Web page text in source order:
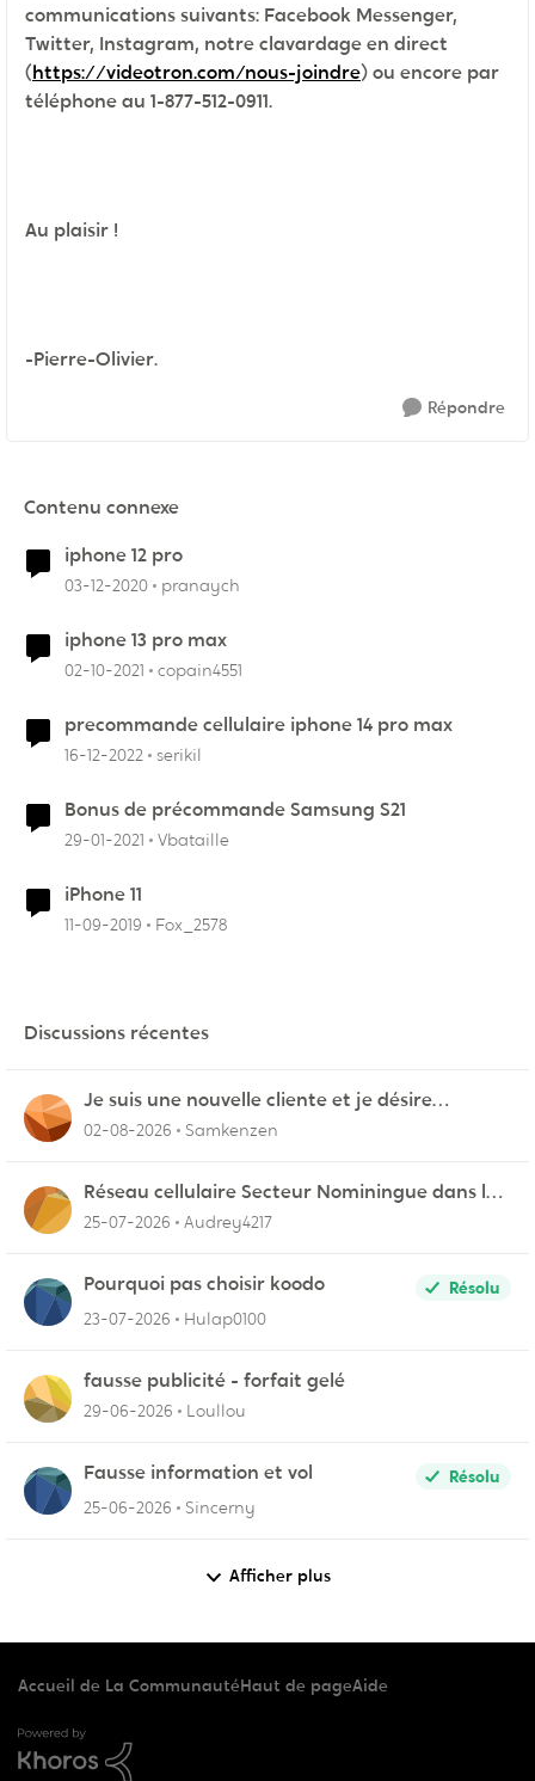
communications suivants: Facebook Messenger,
Twitter, Instagram, notre clavardage en direct
(https://videotron.com/nous-joindre) ou encore par
téléphone au 1-877-512-0911.
Au plaisir !
-Pierre-Olivier.
Répondre
Contenu connexe
iphone 12 pro
03-12-2020 pranaych
iphone 13 pro max
02-10-2021 copain4551
precommande cellulaire iphone 14 pro max
16-12-2022 serikil
Bonus de précommande Samsung S21
29-01-2021 Vbataille
iPhone 11
11-09-2019 Fox_2578
Discussions récentes
Je suis une nouvelle cliente et je désire
connecter mon appareil sur videotron
02-08-2026 Samkenzen
Réseau cellulaire Secteur Nominingue dans les
Hautes-Laurentides instable
25-07-2026 Audrey4217
Pourquoi pas choisir koodo
Résolu
23-07-2026
Hulap0100
fausse publicité - forfait gelé
29-06-2026 Loullou
Fausse information et vol
Résolu
25-06-2026
Sincerny
Afficher plus
Accueil de La CommunautéHaut de pageAide